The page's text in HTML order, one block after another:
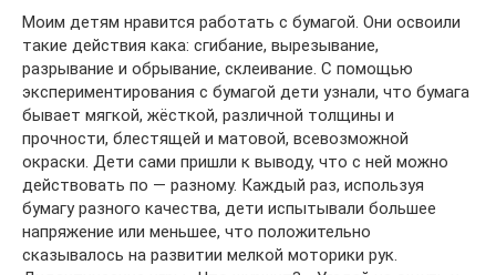
Моим детям нравится работать с бумагой. Они освоили
такие действия кака: сгибание, вырезывание,
разрывание и обрывание, склеивание. С помощью
экспериментирования с бумагой дети узнали, что бумага
бывает мягкой, жёсткой, различной толщины и
прочности, блестящей и матовой, всевозможной
окраски. Дети сами пришли к выводу, что с ней можно
действовать по — разному. Каждый раз, используя
бумагу разного качества, дети испытывали большее
напряжение или меньшее, что положительно
сказывалось на развитии мелкой моторики рук.